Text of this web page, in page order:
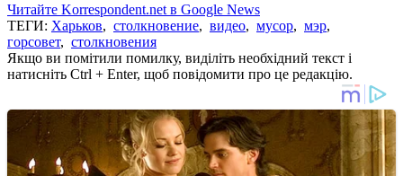
Читайте Korrespondent.net в Google News
ТЕГИ: Харьков, столкновение, видео, мусор, мэр,
горсовет, столкновения
Якщо ви помітили помилку, виділіть необхідний текст і
натисніть Ctrl + Enter, щоб повідомити про це редакцію.